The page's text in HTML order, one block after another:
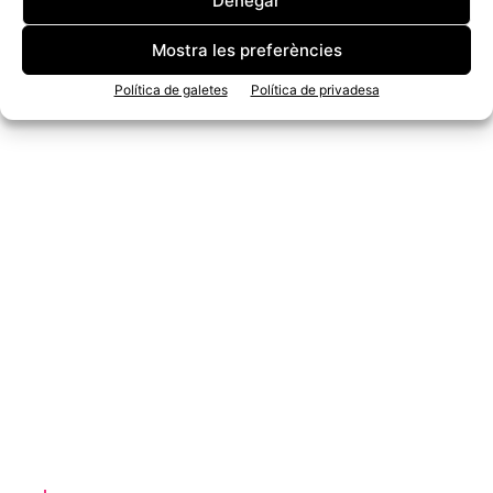
Mostra les preferències
Política de galetes Política de privadesa